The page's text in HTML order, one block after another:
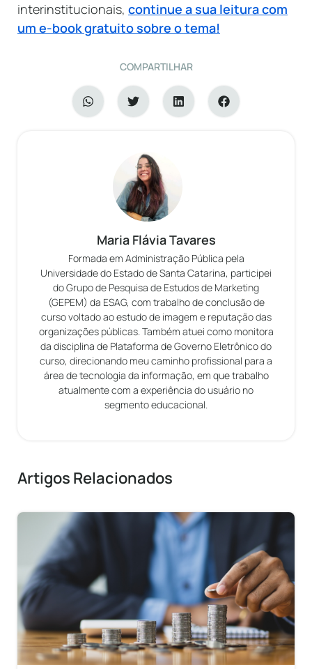
interinstitucionais, continue a sua leitura com
um e-book gratuito sobre o tema!
COMPARTILHAR
Maria Flávia Tavares
Formada em Administração Pública pela
Universidade do Estado de Santa Catarina, participei
do Grupo de Pesquisa de Estudos de Marketing
(GEPEM) da ESAG, com trabalho de conclusão de
curso voltado ao estudo de imagem e reputação das
organizações públicas. Também atuei como monitora
da disciplina de Plataforma de Governo Eletrônico do
curso, direcionando meu caminho profissional para a
área de tecnologia da informação, em que trabalho
atualmente com a experiência do usuário no
segmento educacional.
Artigos Relacionados